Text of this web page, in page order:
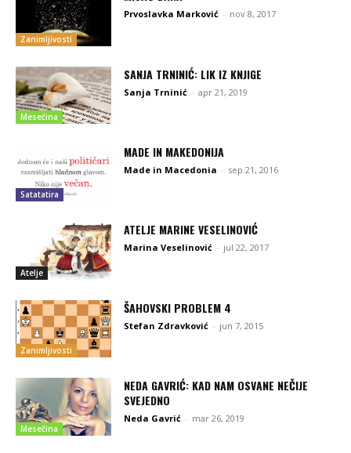
Zanimljivosti
Prvoslavka Marković - nov 8, 2017
Mesečina
SANJA TRNINIĆ: LIK IZ KNJIGE
Sanja Trninić - apr 21, 2019
Satatatira
MADE IN MAKEDONIJA
Made in Macedonia - sep 21, 2016
Atelje
ATELJE MARINE VESELINOVIĆ
Marina Veselinović - jul 22, 2017
Zanimljivosti
ŠAHOVSKI PROBLEM 4
Stefan Zdravković - jun 7, 2015
Mesečina
NEDA GAVRIĆ: KAD NAM OSVANE NEČIJE
SVEJEDNO
Neda Gavrić - mar 26, 2019